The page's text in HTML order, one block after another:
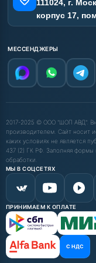
111024, г.
корпус 17,
МЕССЕНДЖЕРЫ
2017-2025 © ООО "ШОП АВД".
производителем. Сайт носит
каких условиях не является
437 (2) ГК РФ. Заполняя
обработки.
МЫ В СОЦСЕТЯХ
ПРИНИМАЕМ К ОПЛАТЕ
С НДС